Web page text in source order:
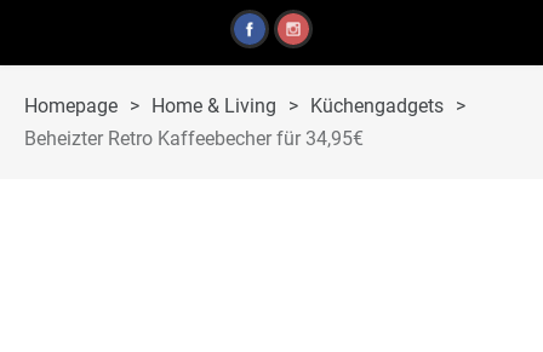
Homepage > Home & Living > Küchengadgets >
Beheizter Retro Kaffeebecher für 34,95€